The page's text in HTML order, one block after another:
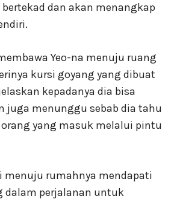
dan akan menangkap
Yeo-na menuju ruang
kursi goyang yang dibuat
kepadanya dia bisa
juga menunggu sebab dia tahu
yang masuk melalui pintu
menuju rumahnya mendapati
dalam perjalanan untuk